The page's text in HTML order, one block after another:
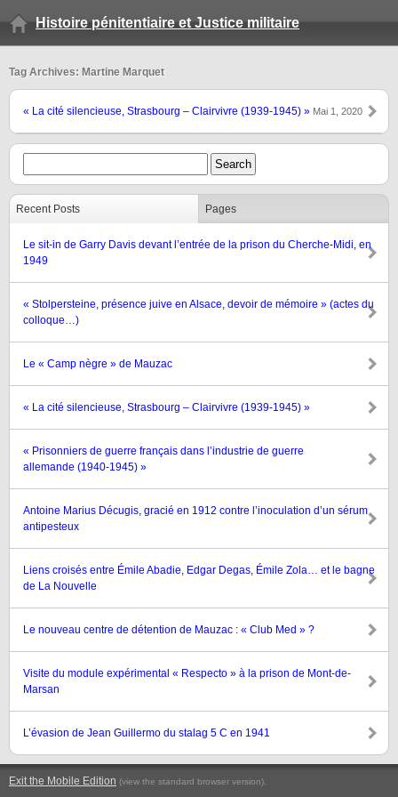
Histoire pénitentiaire et Justice militaire
Tag Archives: Martine Marquet
« La cité silencieuse, Strasbourg – Clairvivre (1939-1945) » Mai 1, 2020
Recent Posts Pages
Le sit-in de Garry Davis devant l’entrée de la prison du Cherche-Midi, en
1949
« Stolpersteine, présence juive en Alsace, devoir de mémoire » (actes du
colloque…)
Le « Camp nègre » de Mauzac
« La cité silencieuse, Strasbourg – Clairvivre (1939-1945) »
« Prisonniers de guerre français dans l’industrie de guerre
allemande (1940-1945) »
Antoine Marius Décugis, gracié en 1912 contre l’inoculation d’un sérum
antipesteux
Liens croisés entre Émile Abadie, Edgar Degas, Émile Zola… et le bagne
de La Nouvelle
Le nouveau centre de détention de Mauzac : « Club Med » ?
Visite du module expérimental « Respecto » à la prison de Mont-de-
Marsan
L’évasion de Jean Guillermo du stalag 5 C en 1941
Exit the Mobile Edition (view the standard browser version).